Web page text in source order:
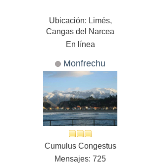
Ubicación: Limés,
Cangas del Narcea
En línea
Monfrechu
Cumulus Congestus
Mensajes: 725